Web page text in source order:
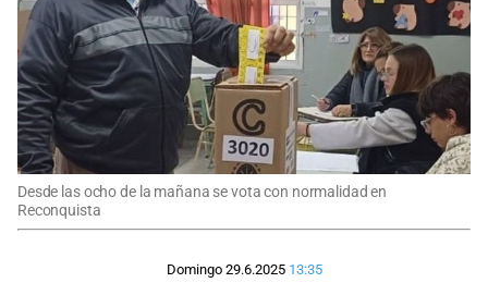
Desde las ocho de la mañana se vota con normalidad en
Reconquista
Domingo 29.6.2025 13:35